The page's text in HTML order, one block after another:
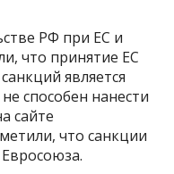
РФ при ЕС и
что принятие ЕС
является
способен нанести
сайте
что санкции